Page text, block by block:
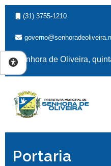
(31) 3755-1210
Senhora de Oliveira,
Portaria